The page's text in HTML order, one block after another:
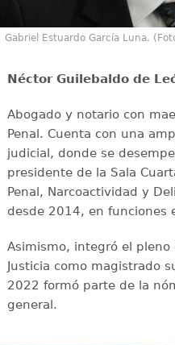
Gabriel Estuardo García Luna.
Néctor Guilebaldo de
Abogado y notario con
Penal. Cuenta con una
judicial, donde se
presidente de la Sala
Penal, Narcoactividad y
desde 2014, en funciones
Asimismo, integró el pleno
Justicia como magistrado
2022 formó parte de la
general.